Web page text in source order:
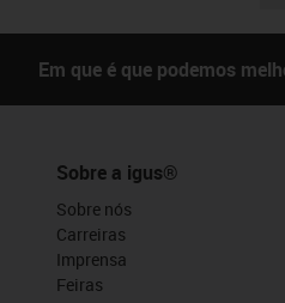
Em que é que podemos
Sobre a igus®
Sobre nós
Carreiras
Imprensa
Feiras